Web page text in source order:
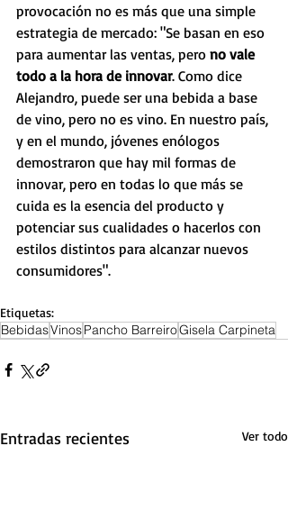
provocación no es más que una simple
estrategia de mercado: "Se basan en eso
para aumentar las ventas, pero no vale
todo a la hora de innovar. Como dice
Alejandro, puede ser una bebida a base
de vino, pero no es vino. En nuestro país,
y en el mundo, jóvenes enólogos
demostraron que hay mil formas de
innovar, pero en todas lo que más se
cuida es la esencia del producto y
potenciar sus cualidades o hacerlos con
estilos distintos para alcanzar nuevos
consumidores".
Etiquetas:
BebidasVinosPancho BarreiroGisela Carpineta
Entradas recientes Ver todo